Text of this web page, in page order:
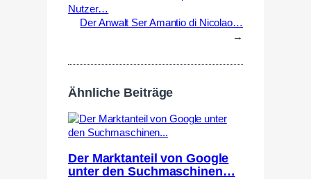
Nutzer…
Der Anwalt Ser Amantio di Nicolao…
→
Ähnliche Beiträge
Der Marktanteil von Google
unter den Suchmaschinen…